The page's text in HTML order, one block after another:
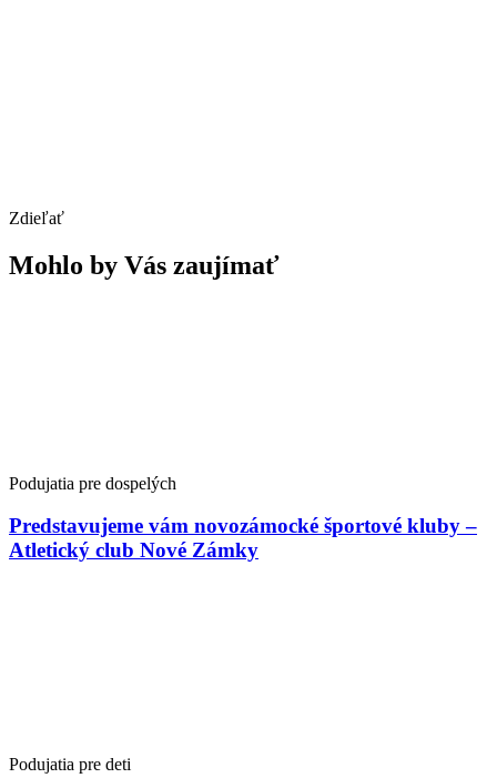
Zdieľať
Mohlo by Vás zaujímať
Podujatia pre dospelých
Predstavujeme vám novozámocké športové kluby –
Atletický club Nové Zámky
Podujatia pre deti